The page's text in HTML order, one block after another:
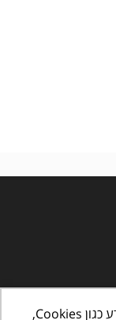
באתר זה נעשה שימוש בטכנולוגיות איסוף מידע כגון Cookies,